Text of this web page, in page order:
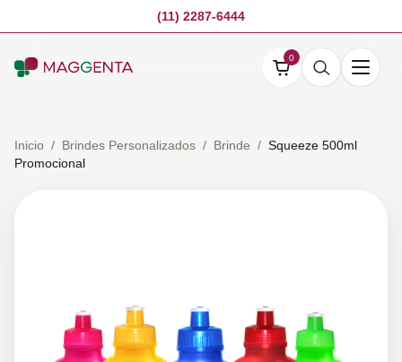
(11) 2287-6444
0
Inicio / Brindes Personalizados / Brinde / Squeeze 500ml
Promocional